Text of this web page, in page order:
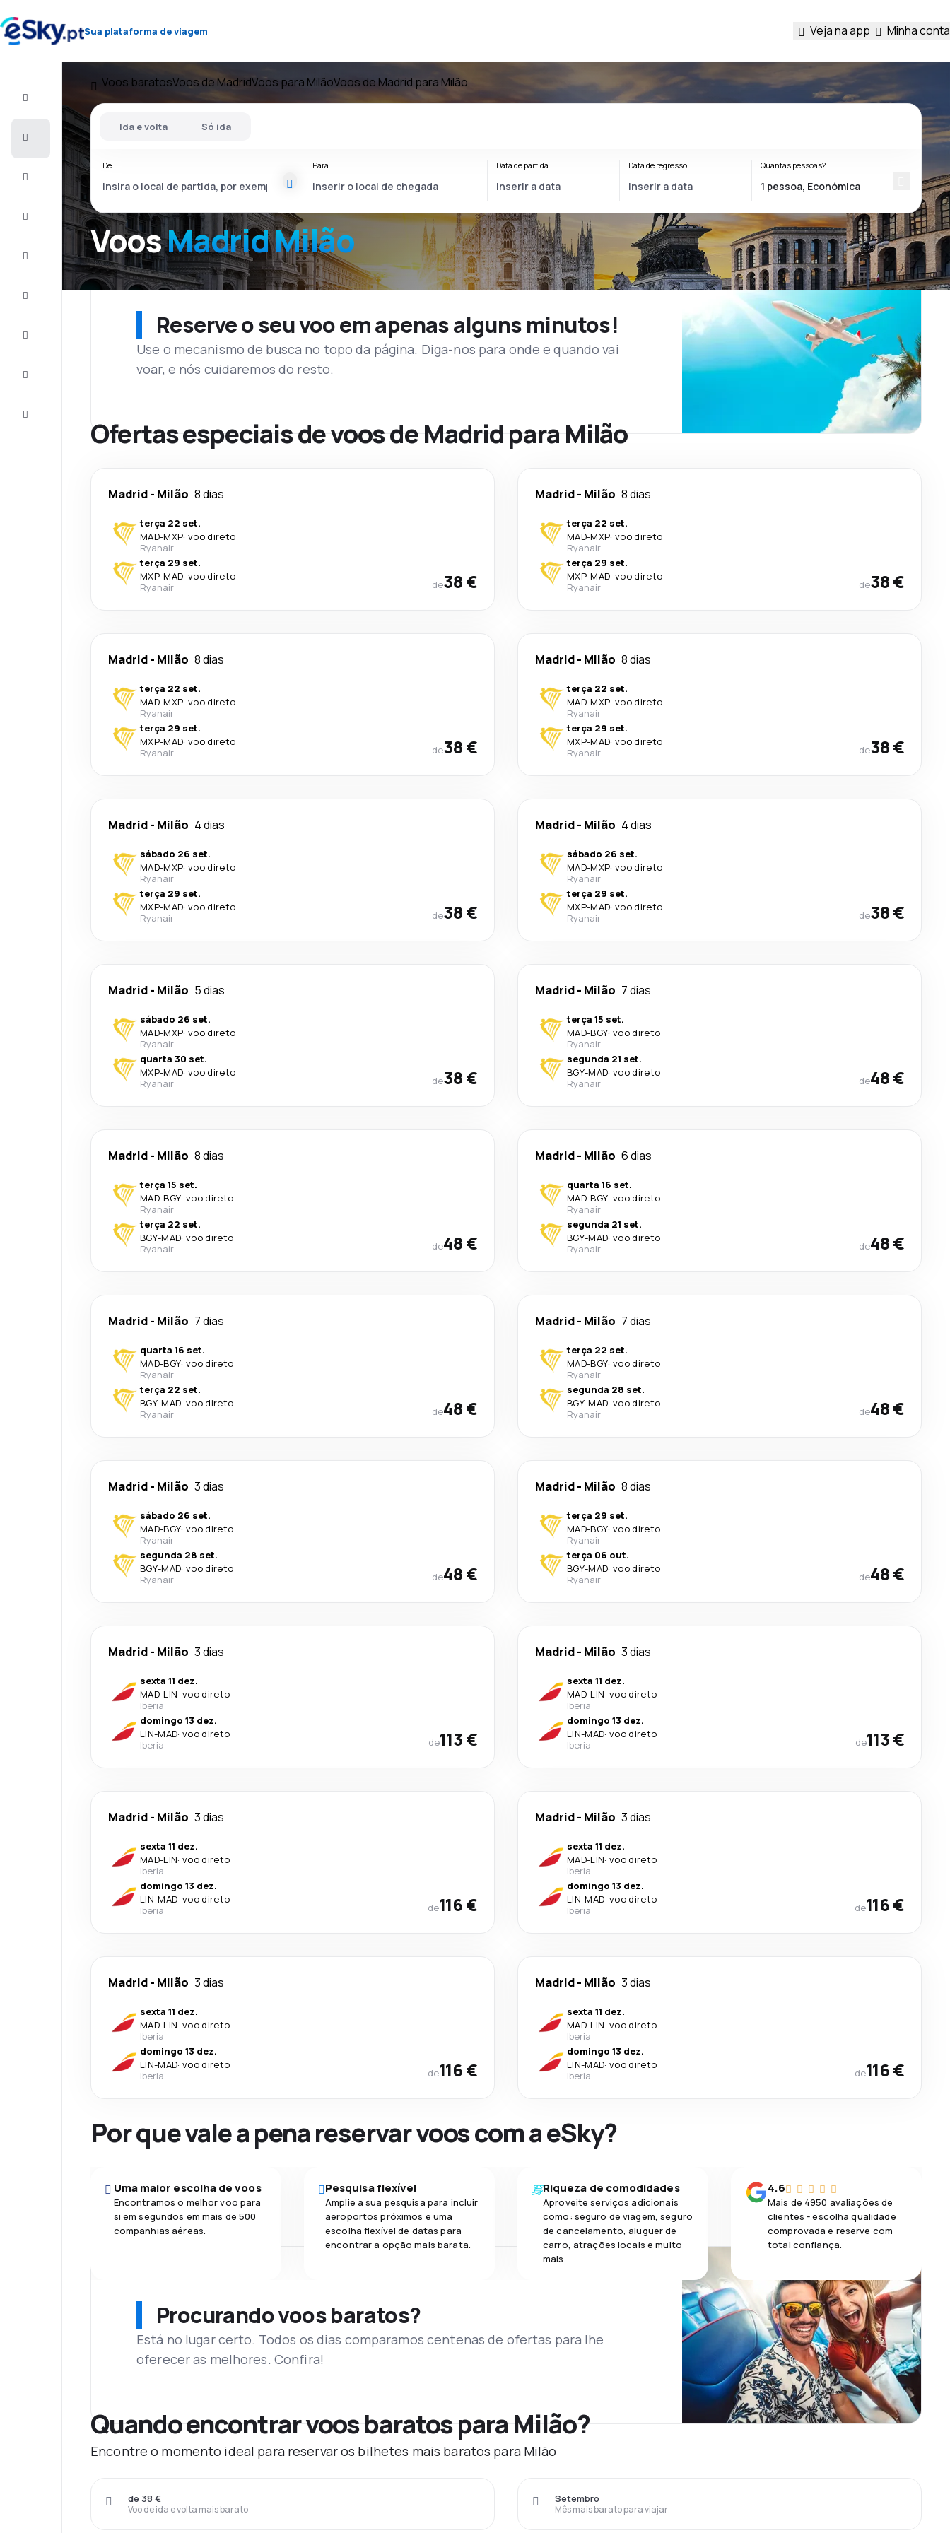
Sua plataforma de viagem Veja na app Minha conta
Alojamentos
Voos baratosVoos de MadridVoos para MilãoVoos de Madrid para Milão
VoosMadrid Milão
Ida e volta Só ida
De Para Data de partida Data de regresso Quantas pessoas?
Reserve o seu voo em apenas alguns minutos!
Use o mecanismo de busca no topo da página. Diga-nos para onde e quando vai
voar, e nós cuidaremos do resto.
Ofertas especiais de voos de Madrid para Milão
Madrid- Milão 8 dias
terça 22 set.
MAD-MXP· voo direto
Ryanair
terça 29 set.
MXP-MAD· voo direto
Ryanair
de38 €
Madrid- Milão 8 dias
terça 22 set.
MAD-MXP· voo direto
Ryanair
terça 29 set.
MXP-MAD· voo direto
Ryanair
de38 €
Madrid- Milão 8 dias
terça 22 set.
MAD-MXP· voo direto
Ryanair
terça 29 set.
MXP-MAD· voo direto
Ryanair
de38 €
Madrid- Milão 8 dias
terça 22 set.
MAD-MXP· voo direto
Ryanair
terça 29 set.
MXP-MAD· voo direto
Ryanair
de38 €
Madrid- Milão 4 dias
sábado 26 set.
MAD-MXP· voo direto
Ryanair
terça 29 set.
MXP-MAD· voo direto
Ryanair
de38 €
Madrid- Milão 4 dias
sábado 26 set.
MAD-MXP· voo direto
Ryanair
terça 29 set.
MXP-MAD· voo direto
Ryanair
de38 €
Madrid- Milão 5 dias
sábado 26 set.
MAD-MXP· voo direto
Ryanair
quarta 30 set.
MXP-MAD· voo direto
Ryanair
de38 €
Madrid- Milão 7 dias
terça 15 set.
MAD-BGY· voo direto
Ryanair
segunda 21 set.
BGY-MAD· voo direto
Ryanair
de48 €
Madrid- Milão 8 dias
terça 15 set.
MAD-BGY· voo direto
Ryanair
terça 22 set.
BGY-MAD· voo direto
Ryanair
de48 €
Madrid- Milão 6 dias
quarta 16 set.
MAD-BGY· voo direto
Ryanair
segunda 21 set.
BGY-MAD· voo direto
Ryanair
de48 €
Madrid- Milão 7 dias
quarta 16 set.
MAD-BGY· voo direto
Ryanair
terça 22 set.
BGY-MAD· voo direto
Ryanair
de48 €
Madrid- Milão 7 dias
terça 22 set.
MAD-BGY· voo direto
Ryanair
segunda 28 set.
BGY-MAD· voo direto
Ryanair
de48 €
Madrid- Milão 3 dias
sábado 26 set.
MAD-BGY· voo direto
Ryanair
segunda 28 set.
BGY-MAD· voo direto
Ryanair
de48 €
Madrid- Milão 8 dias
terça 29 set.
MAD-BGY· voo direto
Ryanair
terça 06 out.
BGY-MAD· voo direto
Ryanair
de48 €
Madrid- Milão 3 dias
sexta 11 dez.
MAD-LIN· voo direto
Iberia
domingo 13 dez.
LIN-MAD· voo direto
Iberia
de113 €
Madrid- Milão 3 dias
sexta 11 dez.
MAD-LIN· voo direto
Iberia
domingo 13 dez.
LIN-MAD· voo direto
Iberia
de113 €
Madrid- Milão 3 dias
sexta 11 dez.
MAD-LIN· voo direto
Iberia
domingo 13 dez.
LIN-MAD· voo direto
Iberia
de116 €
Madrid- Milão 3 dias
sexta 11 dez.
MAD-LIN· voo direto
Iberia
domingo 13 dez.
LIN-MAD· voo direto
Iberia
de116 €
Madrid- Milão 3 dias
sexta 11 dez.
MAD-LIN· voo direto
Iberia
domingo 13 dez.
LIN-MAD· voo direto
Iberia
de116 €
Madrid- Milão 3 dias
sexta 11 dez.
MAD-LIN· voo direto
Iberia
domingo 13 dez.
LIN-MAD· voo direto
Iberia
de116 €
Por que vale a pena reservar voos com a eSky?
Uma maior escolha de voos
Encontramos o melhor voo para
si em segundos em mais de 500
companhias aéreas.
Pesquisa flexível
Amplie a sua pesquisa para incluir
aeroportos próximos e uma
escolha flexível de datas para
encontrar a opção mais barata.
Riqueza de comodidades
Aproveite serviços adicionais
como: seguro de viagem, seguro
de cancelamento, aluguer de
carro, atrações locais e muito
mais.
4.6
Mais de 4950 avaliações de
clientes - escolha qualidade
comprovada e reserve com
total confiança.
Procurando voos baratos?
Está no lugar certo. Todos os dias comparamos centenas de ofertas para lhe
oferecer as melhores. Confira!
Quando encontrar voos baratos para Milão?
Encontre o momento ideal para reservar os bilhetes mais baratos para Milão
Voo de ida e volta mais barato
de 38 €
Mês mais barato para viajar
Setembro